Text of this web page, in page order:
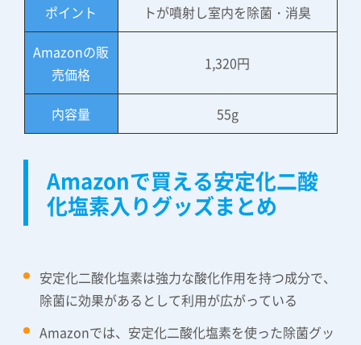
ポイント
トが噴射し室内を除菌・消臭
Amazonの販
売価格
1,320円
内容量 55g
Amazonで買える安定化二酸
化塩素入りグッズまとめ
安定化二酸化塩素は強力な酸化作用を持つ成分で、
除菌に効果があるとして利用が広がっている
Amazonでは、安定化二酸化塩素を使った除菌グッ